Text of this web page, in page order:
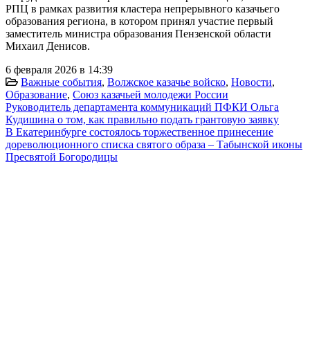
РПЦ в рамках развития кластера непрерывного казачьего
образования региона, в котором принял участие первый
заместитель министра образования Пензенской области
Михаил Денисов.
6 февраля 2026 в 14:39
Важные события, Волжское казачье войско, Новости,
Образование, Союз казачьей молодежи России
Руководитель департамента коммуникаций ПФКИ Ольга
Кудишина о том, как правильно подать грантовую заявку
В Екатеринбурге состоялось торжественное принесение
дореволюционного списка святого образа – Табынской иконы
Пресвятой Богородицы